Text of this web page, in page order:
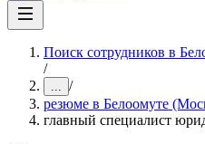
Поиск сотрудников в
/
... /
резюме в Белоомуте
главный специалист